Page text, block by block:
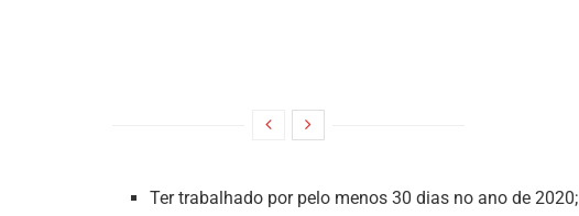
Ter trabalhado por pelo menos 30 dias no ano de 2020;